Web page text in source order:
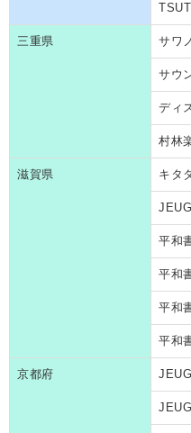
三重県 サワ
サウ
ディ
村林
滋賀県 キタ
平和
平和
平和
平和
京都府